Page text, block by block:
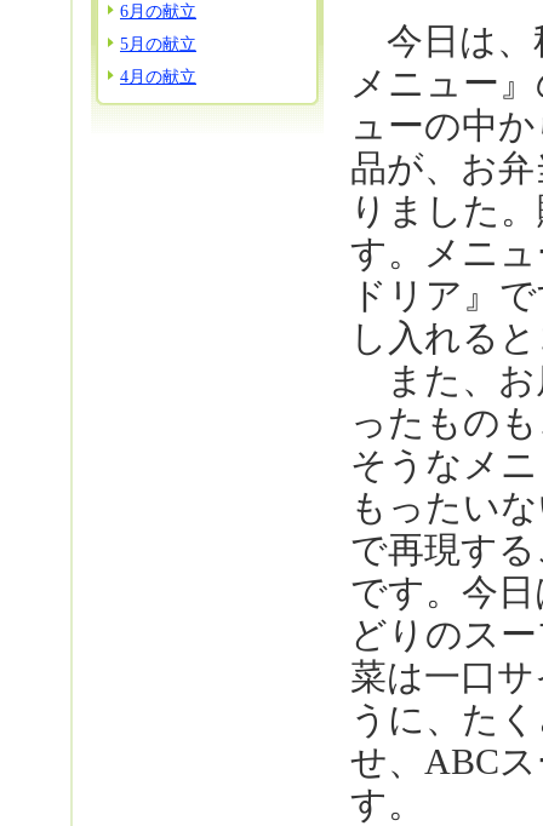
6月の献立
5月の献立
4月の献立
今日は、
メニュー
ューの中
品が、お
りました
す。メニ
ドリア』
し入れる
また、お
ったもの
そうなメ
もったい
で再現す
です。今
どりのス
菜は一口
うに、た
せ、ABC
す。